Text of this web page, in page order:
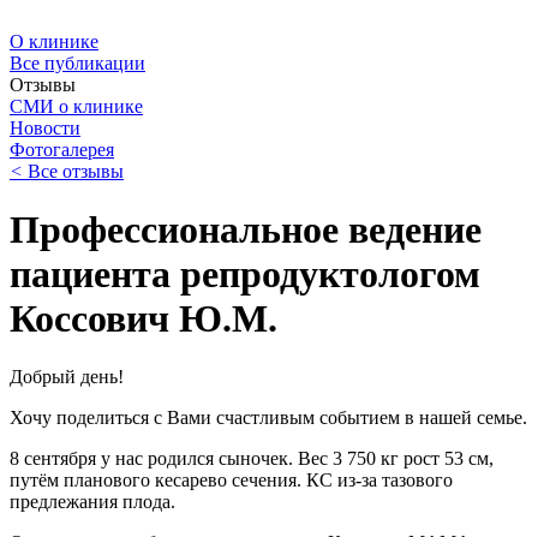
О клинике
Все публикации
Отзывы
СМИ о клинике
Новости
Фотогалерея
< Все отзывы
Профессиональное ведение
пациента репродуктологом
Коссович Ю.М.
Добрый день!
Хочу поделиться с Вами счастливым событием в нашей семье.
8 сентября у нас родился сыночек. Вес 3 750 кг рост 53 см,
путём планового кесарево сечения. КС из-за тазового
предлежания плода.